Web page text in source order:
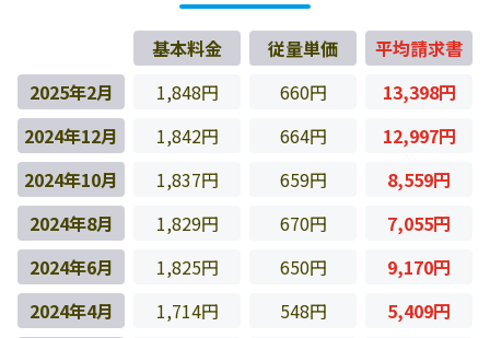
基本料金 従量単価
平均請求書
2025年2月
1,848円 660円
13,398円
2024年12月
1,842円 664円
12,997円
2024年10月
1,837円 659円
8,559円
2024年8月
1,829円 670円
7,055円
2024年6月
1,825円 650円
9,170円
2024年4月
1,714円 548円
5,409円